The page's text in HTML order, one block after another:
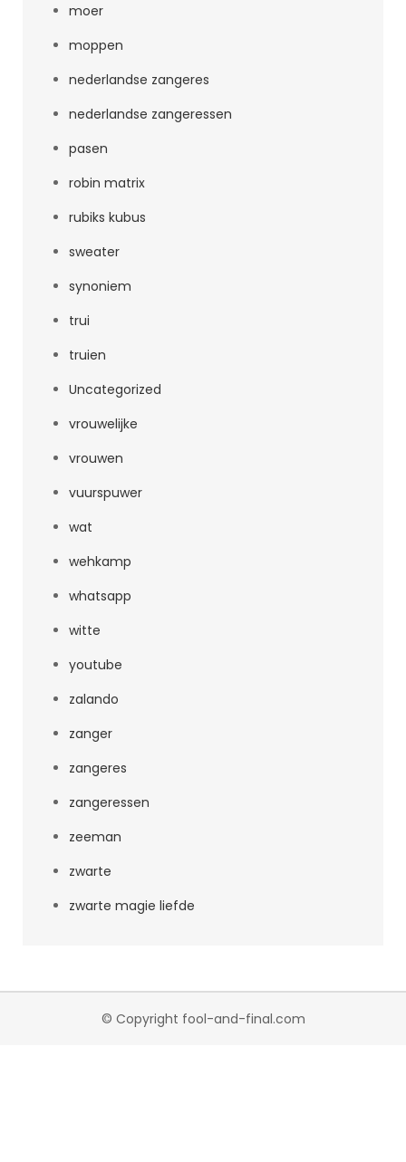
moer
moppen
nederlandse zangeres
nederlandse zangeressen
pasen
robin matrix
rubiks kubus
sweater
synoniem
trui
truien
Uncategorized
vrouwelijke
vrouwen
vuurspuwer
wat
wehkamp
whatsapp
witte
youtube
zalando
zanger
zangeres
zangeressen
zeeman
zwarte
zwarte magie liefde
© Copyright fool-and-final.com